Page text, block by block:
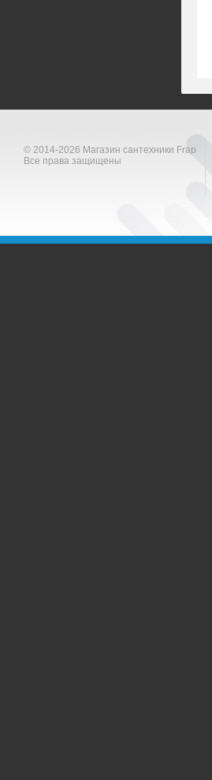
© 2014-2026 Магазин сантехники Frap
Все права защищены